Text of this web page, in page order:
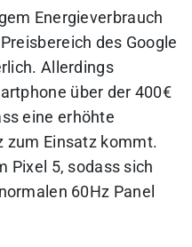
Energieverbrauch
des Google
Allerdings
über der 400€
eine erhöhte
zum Einsatz kommt.
Pixel 5, sodass sich
60Hz Panel